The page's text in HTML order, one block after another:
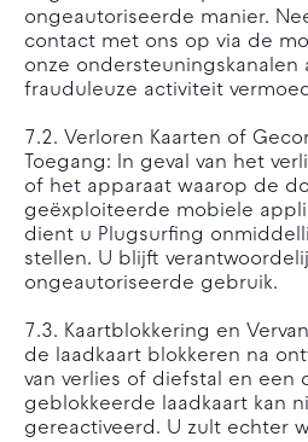
ongeautoriseerde manier.
contact met ons op via de
onze ondersteuningskanalen
frauduleuze activiteit
7.2. Verloren Kaarten of
Toegang: In geval van het
of het apparaat waarop de
geëxploiteerde mobiele
dient u Plugsurfing
stellen. U blijft
ongeautoriseerde gebruik.
7.3. Kaartblokkering en
de laadkaart blokkeren na
van verlies of diefstal en een
geblokkeerde laadkaart kan
gereactiveerd. U zult echter